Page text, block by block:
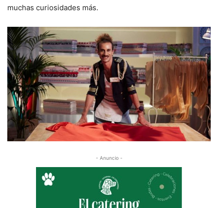
muchas curiosidades más.
- Anuncio -